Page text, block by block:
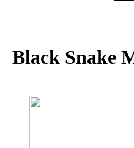
Black Snake